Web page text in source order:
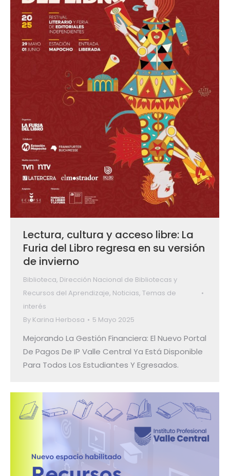
Lectura, cultura y acceso libre: La
Furia del Libro regresa en su versión
de invierno
Biblioteca, Dirección Nacional de Bibliotecas y
Recursos del Aprendizaje, Noticias, Temas de
interés
By Karina Herbosa 5 Mayo 2025
Mejorando La Gestión Financiera: El Nuevo Portal
De Pagos De IP Valle Central Ya Está Disponible
Para Todos Los Estudiantes Y Egresados.